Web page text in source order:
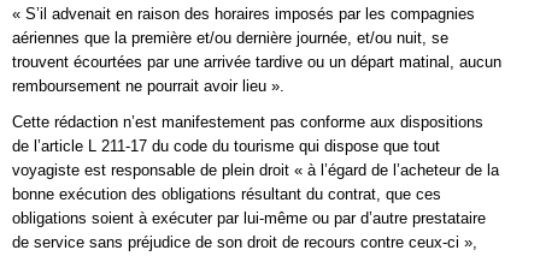
« S’il advenait en raison des horaires imposés par les compagnies
aériennes que la première et/ou dernière journée, et/ou nuit, se
trouvent écourtées par une arrivée tardive ou un départ matinal, aucun
remboursement ne pourrait avoir lieu ».
Cette rédaction n’est manifestement pas conforme aux dispositions
de l’article L 211-17 du code du tourisme qui dispose que tout
voyagiste est responsable de plein droit « à l’égard de l’acheteur de la
bonne exécution des obligations résultant du contrat, que ces
obligations soient à exécuter par lui-même ou par d’autre prestataire
de service sans préjudice de son droit de recours contre ceux-ci »,